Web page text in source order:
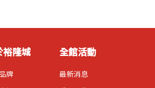
裕隆城
牌
全館活動
最新消息